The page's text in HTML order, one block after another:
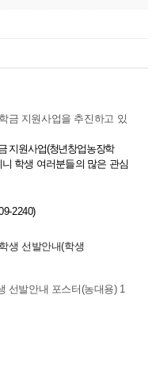
금 지원사업을 추진하고 있
지원사업(청년창업농장학
학생 여러분들의 많은 관심
2240)
생 선발안내(학생
선발안내 포스터(농대용)1